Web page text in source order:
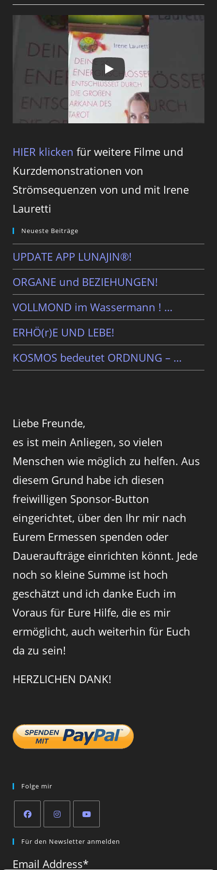
HIER klicken für weitere Filme und
Kurzdemonstrationen von
Strömsequenzen von und mit Irene
Lauretti
Neueste Beiträge
UPDATE APP LUNAJIN®!
ORGANE und BEZIEHUNGEN!
VOLLMOND im Wassermann ! …
ERHÖ(r)E UND LEBE!
KOSMOS bedeutet ORDNUNG – …
Liebe Freunde,
es ist mein Anliegen, so vielen
Menschen wie möglich zu helfen. Aus
diesem Grund habe ich diesen
freiwilligen Sponsor-Button
eingerichtet, über den Ihr mir nach
Eurem Ermessen spenden oder
Daueraufträge einrichten könnt. Jede
noch so kleine Summe ist hoch
geschätzt und ich danke Euch im
Voraus für Eure Hilfe, die es mir
ermöglicht, auch weiterhin für Euch
da zu sein!
HERZLICHEN DANK!
Folge mir
in
in
in
Für den Newsletter anmelden
Email Address*